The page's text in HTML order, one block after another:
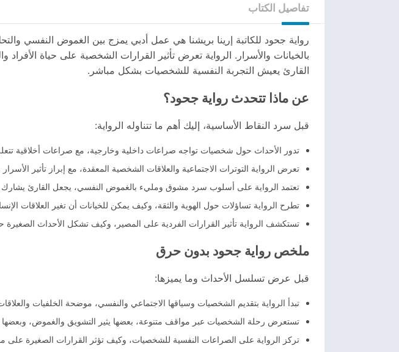
تفاصيل الكتاب
رواية جحود للكاتبة إرينا بريشنا هي عمل أدبي يمزج بين الغموض النفسي
بالخيانات والأسرار. الرواية تعرض تأثير القرارات الشخصية على حياة
القارئ يعيش التجربة النفسية للشخصيات بشكل مباشر.
عن ماذا تتحدث رواية جحود؟
قبل سرد النقاط الأساسية، إليك أهم ما تتناوله الرواية:
تدور الأحداث حول شخصيات تواجه صراعات داخلية وخارجية، مع صراعات أخلاقية تتعلق
تعرض الرواية التوترات الاجتماعية والعلاقات الشخصية المعقدة، مع إبراز تأثير
تعتمد الرواية على أسلوب سرد مشوق ومليء بالغموض النفسي، يجعل القارئ
تطرح الرواية تساؤلات حول الهوية والثقة، وكيف يمكن للخيانات أن تغير العلاقات
تستكشف الرواية تأثير القرارات الفردية على المصير، وكيف تشكل الأحداث الصغيرة
ملخص رواية جحود بدون حرق
قبل عرض تسلسل الأحداث وما يميزها:
تبدأ الرواية بتقديم الشخصيات وسياقها الاجتماعي والنفسي، موضحة الخلفيات
تستعرض رحلة الشخصيات عبر مواقف متنوعة، بعضها يثير التشويق والغموض،
تركز الرواية على الصراعات النفسية للشخصيات، وكيف تؤثر القرارات الصغيرة على